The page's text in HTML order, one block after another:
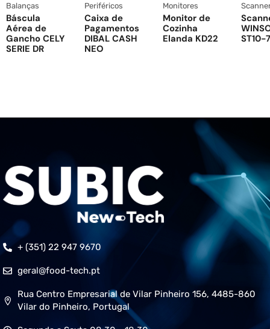
Balanças
Báscula
Aérea de
Gancho CELY
SERIE DR
Periféricos
Caixa de
Pagamentos
DIBAL CASH
NEO
Monitores
Monitor de
Cozinha
Elanda KD22
ST10-
+ (351) 22 947 9670
geral@food-tech.pt
Rua Centro Empresarial de Vilar Pinheiro 156, 4485-860
Vilar do Pinheiro, Portugal